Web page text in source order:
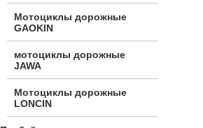
Мотоциклы дорожные
GAOKIN
мотоциклы дорожные
JAWA
Мотоциклы дорожные
LONCIN